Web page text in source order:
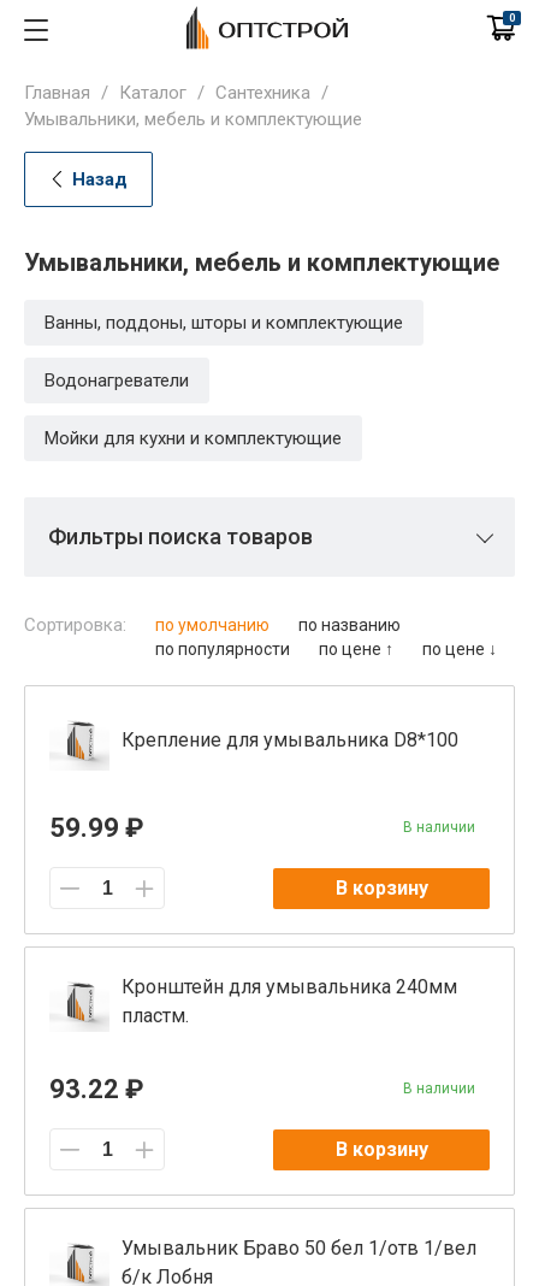
0
Главная / Каталог / Сантехника /
Умывальники, мебель и комплектующие
Назад
Умывальники, мебель и комплектующие
Ванны, поддоны, шторы и комплектующие
Водонагреватели
Мойки для кухни и комплектующие
Фильтры поиска товаров
Сортировка: по умолчанию
по названию
по популярности
по цене ↑ по цене ↓
Крепление для умывальника D8*100
59.99 ₽ В наличии
В корзину
Кронштейн для умывальника 240мм
пластм.
93.22 ₽ В наличии
В корзину
Умывальник Браво 50 бел 1/отв 1/вел
б/к Лобня